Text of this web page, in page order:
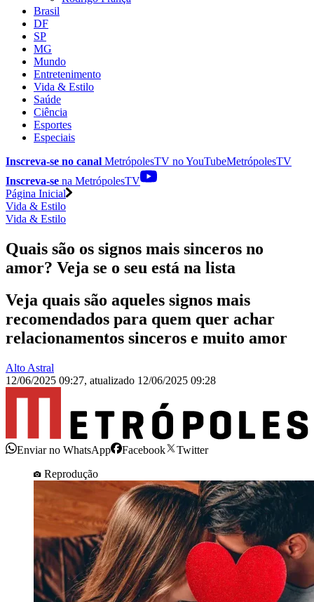
Brasil
DF
SP
MG
Mundo
Entretenimento
Vida & Estilo
Saúde
Ciência
Esportes
Especiais
Inscreva-se no canal MetrópolesTV noYouTubeMetrópolesTV
Inscreva-se na MetrópolesTV
Página Inicial
Vida & Estilo
Vida & Estilo
Quais são os signos mais sinceros no
amor? Veja se o seu está na lista
Veja quais são aqueles signos mais
recomendados para quem quer achar
relacionamentos sinceros e muito amor
Alto Astral
12/06/2025 09:27, atualizado 12/06/2025 09:28
Enviar no WhatsApp Facebook
Twitter
Reprodução